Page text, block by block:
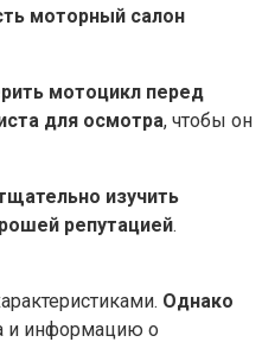
моторный салон
мотоцикл перед
для осмотра, чтобы он
изучить
репутацией.​
Однако
и информацию о